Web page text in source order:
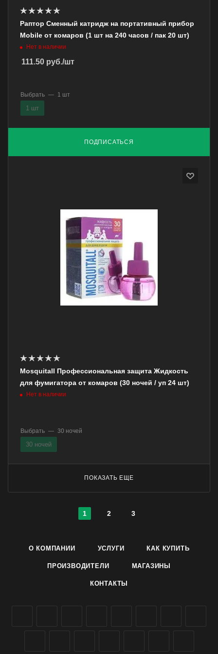
Раптор Сменный катридж на портативный прибор
Mobile от комаров (1 шт на 240 часов / пак 20 шт)
Нет в наличии
111.50 руб./шт
ПОДПИСАТЬСЯ
Выбрать — 1 шт
1 шт
Mosquitall Профессиональная защита Жидкость
для фумигатора от комаров (30 ночей / уп 24 шт)
Нет в наличии
Выбрать — 30 ночей
30 ночей
ПОКАЗАТЬ ЕЩЕ
1 2 3
О КОМПАНИИ УСЛУГИ КАК КУПИТЬ
ПРОИЗВОДИТЕЛИ МАГАЗИНЫ
КОНТАКТЫ